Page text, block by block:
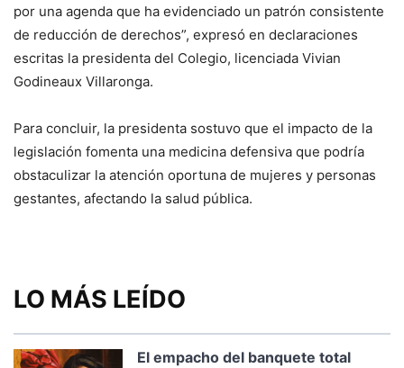
por una agenda que ha evidenciado un patrón consistente
de reducción de derechos”, expresó en declaraciones
escritas la presidenta del Colegio, licenciada Vivian
Godineaux Villaronga.
Para concluir, la presidenta sostuvo que el impacto de la
legislación fomenta una medicina defensiva que podría
obstaculizar la atención oportuna de mujeres y personas
gestantes, afectando la salud pública.
LO MÁS LEÍDO
El empacho del banquete total